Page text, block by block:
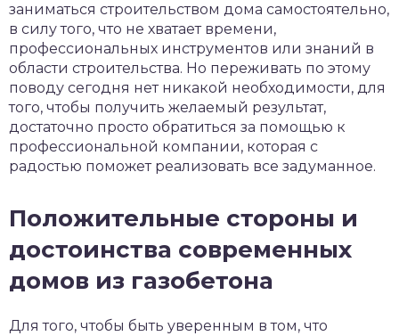
заниматься строительством дома самостоятельно,
в силу того, что не хватает времени,
профессиональных инструментов или знаний в
области строительства. Но переживать по этому
поводу сегодня нет никакой необходимости, для
того, чтобы получить желаемый результат,
достаточно просто обратиться за помощью к
профессиональной компании, которая с
радостью поможет реализовать все задуманное.
Положительные стороны и
достоинства современных
домов из газобетона
Для того, чтобы быть уверенным в том, что